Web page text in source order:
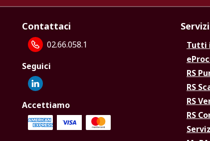
Contattaci
02.66.058.1
Seguici
Accettiamo
Servizi
Tutti
RS
RS
RS
RS